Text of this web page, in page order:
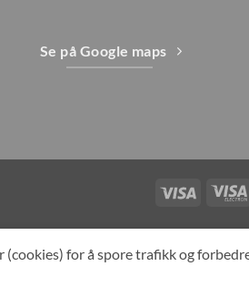
Se på Google maps
Visa
TILBAKEKALLINGER
for å spore trafikk og